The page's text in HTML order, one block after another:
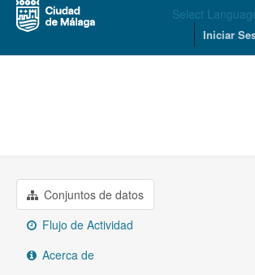
Select
Iniciar
Grupos
Acerca de
Conjuntos de datos
Flujo de Actividad
Acerca de